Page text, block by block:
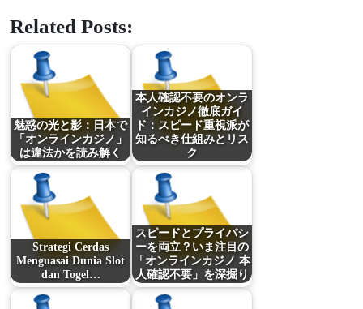
Related Posts:
魅惑の光と影：日本で
「オンラインカジノ」
は違法かを読み解く
本人確認不要のオンラ
インカジノ徹底ガイ
ド：スピード重視派が
知るべき仕組みとリス
ク
Strategi Cerdas
Menguasai Dunia Slot
dan Togel…
スピードとプライバシ
ーを両立？いま注目の
「オンラインカジノ 本
人確認不要」を深掘り